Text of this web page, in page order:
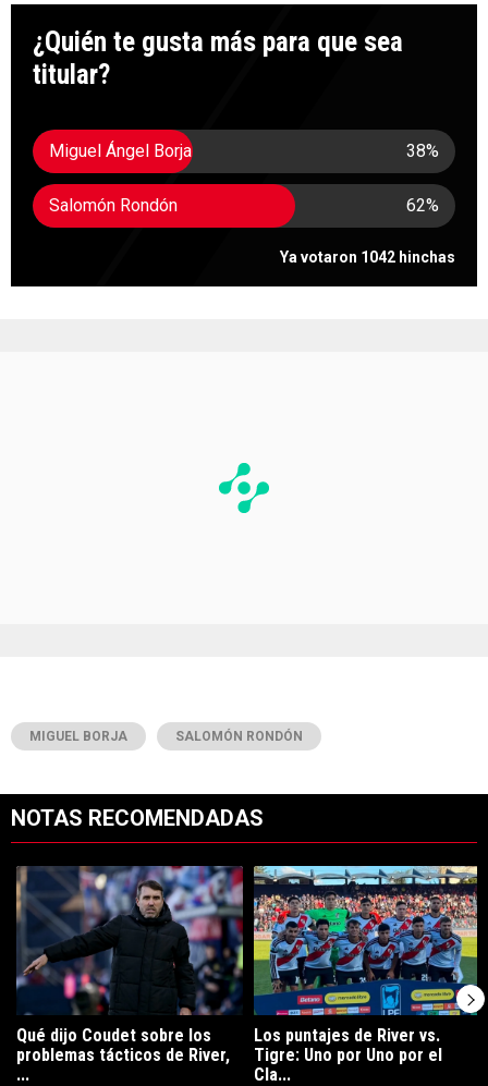
¿Quién te gusta más para que sea
titular?
Miguel Ángel Borja 38%
Salomón Rondón 62%
Ya votaron 1042 hinchas
MIGUEL BORJA SALOMÓN RONDÓN
NOTAS RECOMENDADAS
Un artículo de tendencia con el título "Qué dijo Coudet sobre los
Qué dijo Coudet sobre los
problemas tácticos de River,
...
Un artículo de tendencia con el
Los puntajes de River vs.
Tigre: Uno por Uno por el
Cla...